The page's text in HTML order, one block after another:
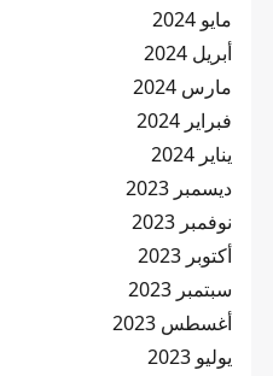
مايو 2024
أبريل 2024
مارس 2024
فبراير 2024
يناير 2024
ديسمبر 2023
نوفمبر 2023
أكتوبر 2023
سبتمبر 2023
أغسطس 2023
يوليو 2023